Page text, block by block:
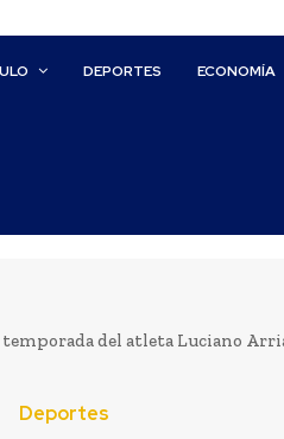
DEPORTES ECONOMÍA
del atleta Luciano
Deportes